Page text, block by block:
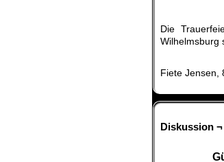
Die
Wilhelmsburg
Fiete Jensen,
Diskussion ¬